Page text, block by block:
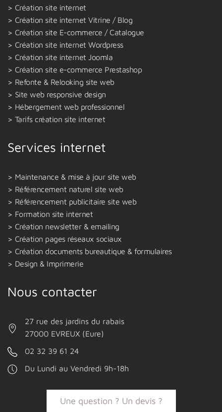
Création site internet
Création site internet Vitrine / Blog
Création site E-commerce / Catalogue
Création site internet Wordpress
Création site internet Joomla
Création site e-commerce Prestashop
Refonte & Relooking site web
Site web responsive design
Hébergement web professionnel
Tarifs création site internet
Services internet
Maintenance & mise à jour site web
Référencement naturel site web
Référencement publicitaire site web
Formation site internet
Création newsletter & emailing
Création pages réseaux sociaux
Création documents bureautique & formulaires
Design & Imprimerie
Nous contacter
27 rue des jardins du rabais
27000 EVREUX (Eure)
02 32 39 61 24
Du Lundi au Vendredi 9h-18h
Une question ? Un devis ?